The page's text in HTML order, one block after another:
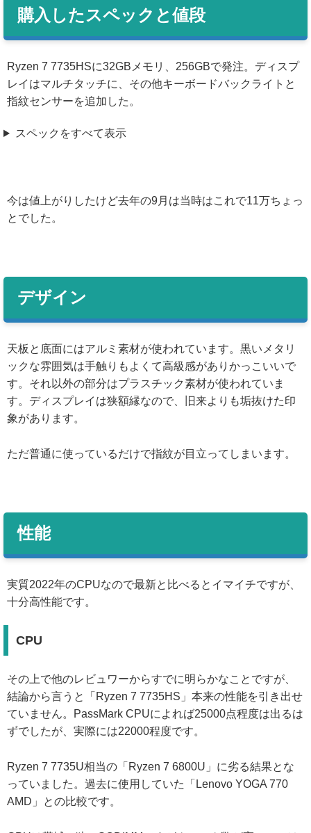
購入したスペックと値段
Ryzen 7 7735HSに32GBメモリ、256GBで発注。ディスプ
レイはマルチタッチに、その他キーボードバックライトと
指紋センサーを追加した。
スペックをすべて表示
今は値上がりしたけど去年の9月は当時はこれで11万ちょっ
とでした。
デザイン
天板と底面にはアルミ素材が使われています。黒いメタリ
ックな雰囲気は手触りもよくて高級感がありかっこいいで
す。それ以外の部分はプラスチック素材が使われていま
す。ディスプレイは狭額縁なので、旧来よりも垢抜けた印
象があります。
ただ普通に使っているだけで指紋が目立ってしまいます。
性能
実質2022年のCPUなので最新と比べるとイマイチですが、
十分高性能です。
CPU
その上で他のレビュワーからすでに明らかなことですが、
結論から言うと「Ryzen 7 7735HS」本来の性能を引き出せ
ていません。PassMark CPUによれば25000点程度は出るは
ずでしたが、実際には22000程度です。
Ryzen 7 7735U相当の「Ryzen 7 6800U」に劣る結果とな
っていました。過去に使用していた「Lenovo YOGA 770
AMD」との比較です。